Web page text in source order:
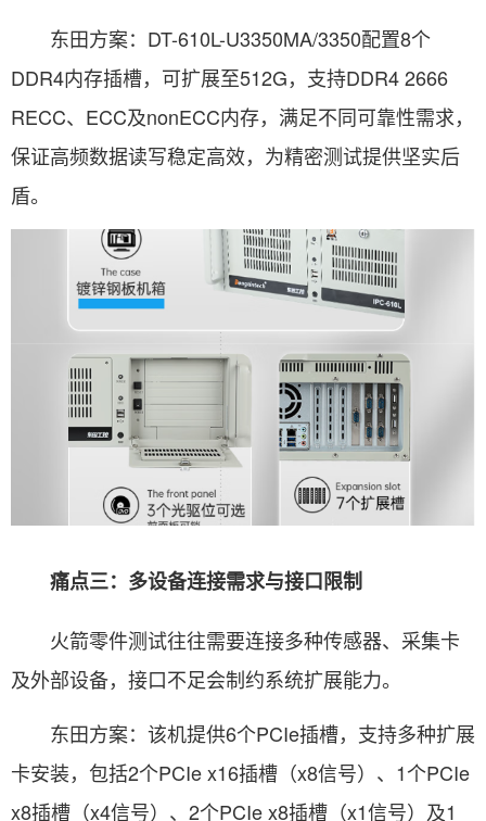
东田方案：DT-610L-U3350MA/3350配置8个
DDR4内存插槽，可扩展至512G，支持DDR4 2666
RECC、ECC及nonECC内存，满足不同可靠性需求，
保证高频数据读写稳定高效，为精密测试提供坚实后
盾。
痛点三：多设备连接需求与接口限制
火箭零件测试往往需要连接多种传感器、采集卡
及外部设备，接口不足会制约系统扩展能力。
东田方案：该机提供6个PCIe插槽，支持多种扩展
卡安装，包括2个PCIe x16插槽（x8信号）、1个PCIe
x8插槽（x4信号）、2个PCIe x8插槽（x1信号）及1